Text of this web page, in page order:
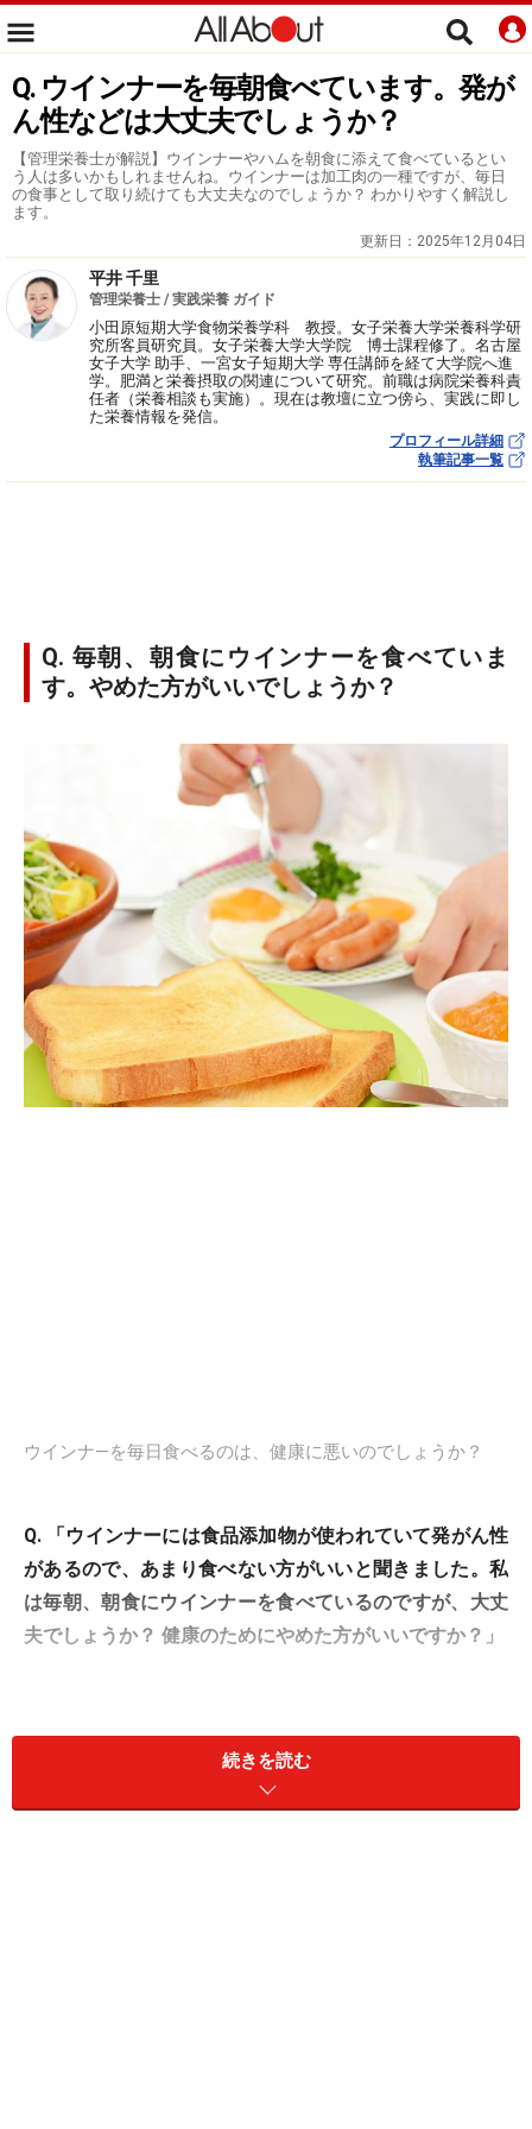
Q. ウインナーを毎朝食べています。発が
ん性などは大丈夫でしょうか？
【管理栄養士が解説】ウインナーやハムを朝食に添えて食べているとい
う人は多いかもしれませんね。ウインナーは加工肉の一種ですが、毎日
の食事として取り続けても大丈夫なのでしょうか？ わかりやすく解説し
ます。
更新日： 2025年12月04日
平井 千里
管理栄養士 / 実践栄養 ガイド
小田原短期大学食物栄養学科 教授。女子栄養大学栄養科学研
究所客員研究員。女子栄養大学大学院 博士課程修了。名古屋
女子大学 助手、一宮女子短期大学 専任講師を経て大学院へ進
学。肥満と栄養摂取の関連について研究。前職は病院栄養科責
任者（栄養相談も実施）。現在は教壇に立つ傍ら、実践に即し
た栄養情報を発信。
プロフィール詳細
執筆記事一覧
Q. 毎朝、朝食にウインナーを食べていま
す。やめた方がいいでしょうか？
ウインナ―を毎日食べるのは、健康に悪いのでしょうか？
Q. 「ウインナーには食品添加物が使われていて発がん性
があるので、あまり食べない方がいいと聞きました。私
は毎朝、朝食にウインナーを食べているのですが、大丈
夫でしょうか？ 健康のためにやめた方がいいですか？」
A. 「食品添加物＝危険」ではありません！
常識的な量なら心配無用です
質問者の方は「毎朝ウインナーを食べている」とのこと
続きを読む